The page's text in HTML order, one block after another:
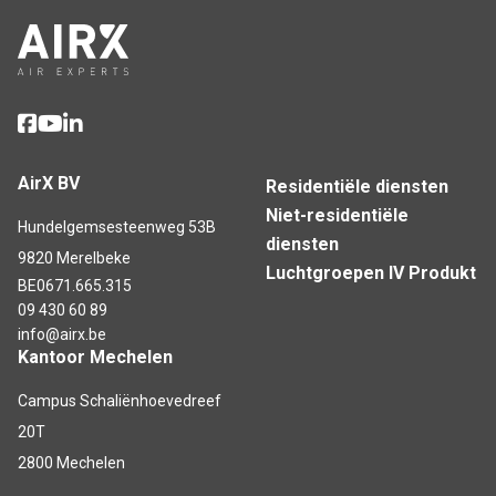
AirX BV
Hundelgemsesteenweg 53B
9820 Merelbeke
BE0671.665.315
09 430 60 89
info@airx.be
Kantoor Mechelen
Campus Schaliënhoevedreef
20T
2800 Mechelen
Residentiële diensten
Niet-residentiële
diensten
Luchtgroepen IV Produkt